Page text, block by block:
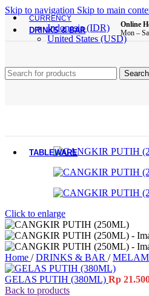
Skip to navigation Skip to main
CURRENCY
Indonesia (IDR)
United States (USD)
Online
Mon –
Search
Brush
Bathroom Essentials
DRINKS & BAR
Plastic Cups
TABLEWARE
All Product
Main Dining Items
Plates
Bowls
Sauce Dish
Cutlery
Material-Based
Click to enlarge
Home / DRINKS & BAR /
GELAS PUTIH (380ML) Rp
Back to products